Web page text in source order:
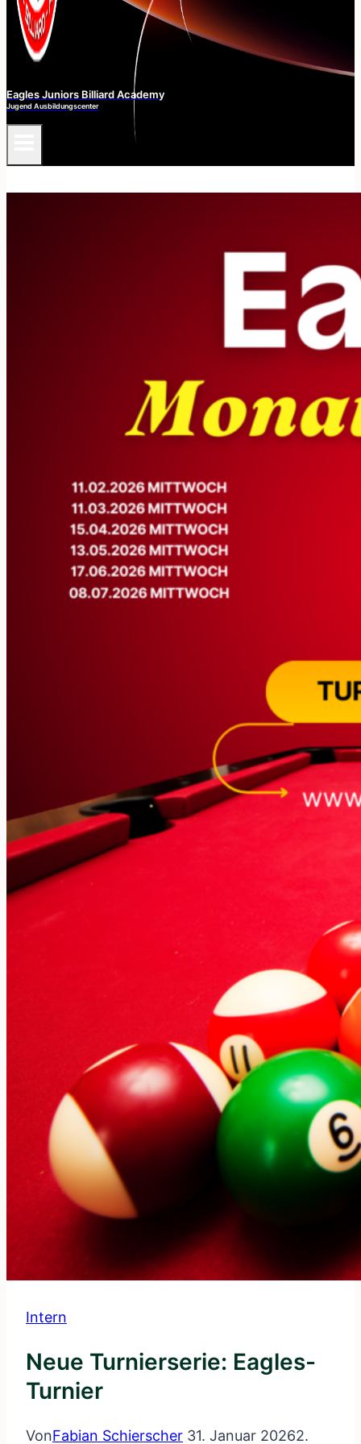
Eagles Juniors Billiard Academy
Jugend Ausbildungscenter
Intern
Neue Turnierserie: Eagles-
Turnier
VonFabian Schierscher 31. Januar 20262.